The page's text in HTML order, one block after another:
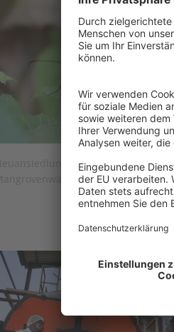
Neuansiedlung des Schmetterlings
Mangrovenwäldern © Nina Dohm /